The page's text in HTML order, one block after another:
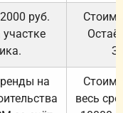
руб.
участке
на
весь